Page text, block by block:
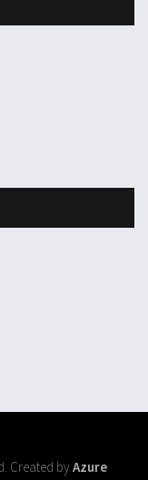
Created byAzure